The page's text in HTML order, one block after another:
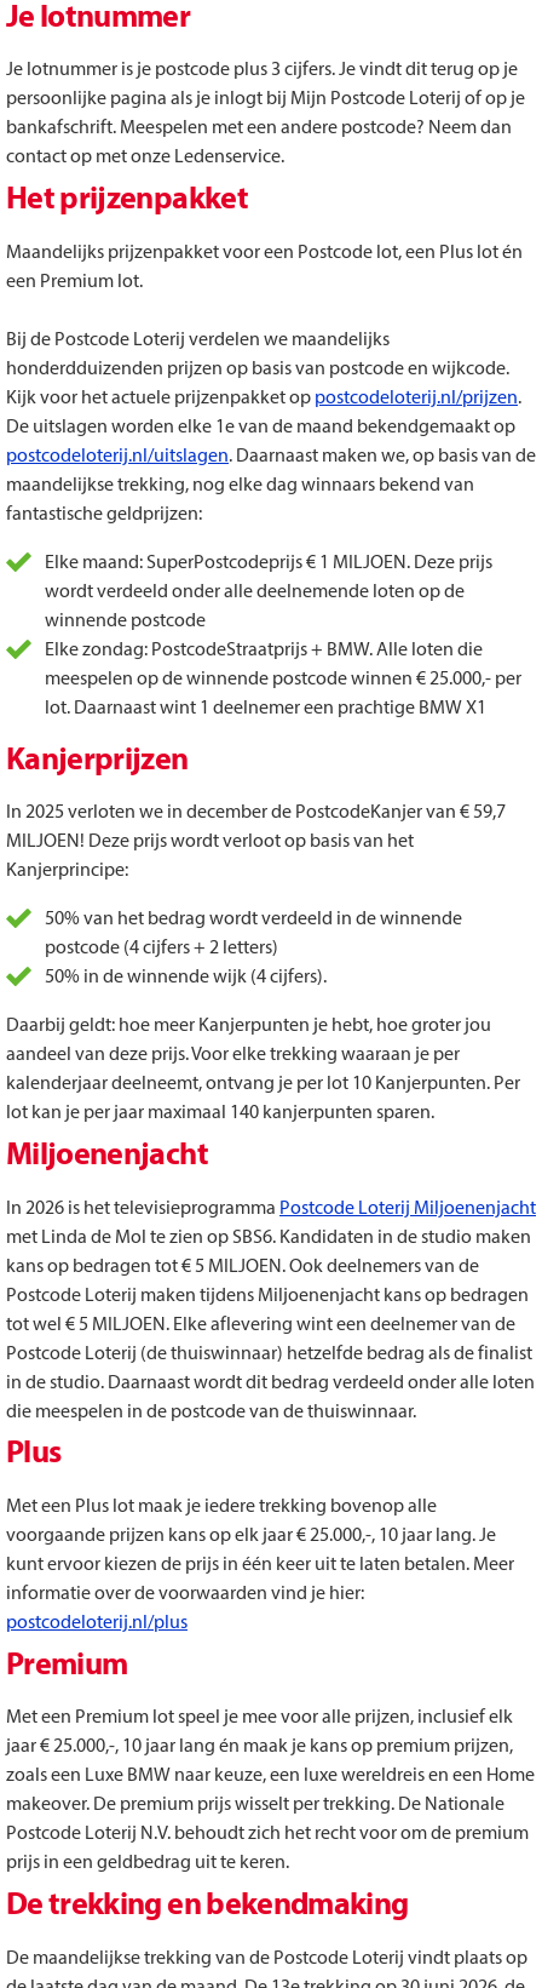
Je lotnummer
Je lotnummer is je postcode plus 3 cijfers. Je vindt dit terug op je
persoonlijke pagina als je inlogt bij Mijn Postcode Loterij of op je
bankafschrift. Meespelen met een andere postcode? Neem dan
contact op met onze Ledenservice.
Het prijzenpakket
Maandelijks prijzenpakket voor een Postcode lot, een Plus lot én
een Premium lot.
Bij de Postcode Loterij verdelen we maandelijks
honderdduizenden prijzen op basis van postcode en wijkcode.
Kijk voor het actuele prijzenpakket op postcodeloterij.nl/prijzen.
De uitslagen worden elke 1e van de maand bekendgemaakt op
postcodeloterij.nl/uitslagen. Daarnaast maken we, op basis van de
maandelijkse trekking, nog elke dag winnaars bekend van
fantastische geldprijzen:
Elke maand: SuperPostcodeprijs € 1 MILJOEN. Deze prijs
wordt verdeeld onder alle deelnemende loten op de
winnende postcode
Elke zondag: PostcodeStraatprijs + BMW. Alle loten die
meespelen op de winnende postcode winnen € 25.000,- per
lot. Daarnaast wint 1 deelnemer een prachtige BMW X1
Kanjerprijzen
In 2025 verloten we in december de PostcodeKanjer van € 59,7
MILJOEN! Deze prijs wordt verloot op basis van het
Kanjerprincipe:
50% van het bedrag wordt verdeeld in de winnende
postcode (4 cijfers + 2 letters)
50% in de winnende wijk (4 cijfers).
Daarbij geldt: hoe meer Kanjerpunten je hebt, hoe groter jou
aandeel van deze prijs. Voor elke trekking waaraan je per
kalenderjaar deelneemt, ontvang je per lot 10 Kanjerpunten. Per
lot kan je per jaar maximaal 140 kanjerpunten sparen.
Miljoenenjacht
In 2026 is het televisieprogramma Postcode Loterij Miljoenenjacht
met Linda de Mol te zien op SBS6. Kandidaten in de studio maken
kans op bedragen tot € 5 MILJOEN. Ook deelnemers van de
Postcode Loterij maken tijdens Miljoenenjacht kans op bedragen
tot wel € 5 MILJOEN. Elke aflevering wint een deelnemer van de
Postcode Loterij (de thuiswinnaar) hetzelfde bedrag als de finalist
in de studio. Daarnaast wordt dit bedrag verdeeld onder alle loten
die meespelen in de postcode van de thuiswinnaar.
Plus
Met een Plus lot maak je iedere trekking bovenop alle
voorgaande prijzen kans op elk jaar € 25.000,-, 10 jaar lang. Je
kunt ervoor kiezen de prijs in één keer uit te laten betalen. Meer
informatie over de voorwaarden vind je hier:
postcodeloterij.nl/plus
Premium
Met een Premium lot speel je mee voor alle prijzen, inclusief elk
jaar € 25.000,-, 10 jaar lang én maak je kans op premium prijzen,
zoals een Luxe BMW naar keuze, een luxe wereldreis en een Home
makeover. De premium prijs wisselt per trekking. De Nationale
Postcode Loterij N.V. behoudt zich het recht voor om de premium
prijs in een geldbedrag uit te keren.
De trekking en bekendmaking
De maandelijkse trekking van de Postcode Loterij vindt plaats op